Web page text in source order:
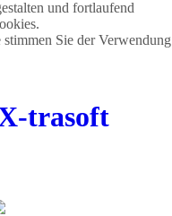
und fortlaufend
Sie der Verwendung
trasoft